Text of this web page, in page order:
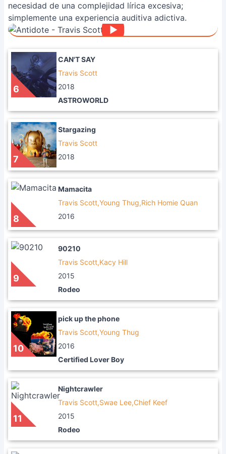
necesidad de una complejidad lírica excesiva;
simplemente una experiencia auditiva adictiva.
6
CAN'T SAY
Travis Scott
2018
ASTROWORLD
7
Stargazing
Travis Scott
2018
8
Mamacita
Travis Scott,Young Thug,Rich Homie Quan
2016
9
90210
Travis Scott,Kacy Hill
2015
Rodeo
10
pick up the phone
Travis Scott,Young Thug
2016
Certified Lover Boy
11
Nightcrawler
Travis Scott,Swae Lee,Chief Keef
2015
Rodeo